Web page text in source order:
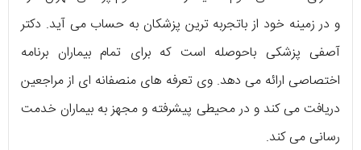
و در زمینه خود از باتجربه ترین پزشکان به حساب می آید. دکتر
آصفی پزشکی باحوصله است که برای تمام بیماران برنامه
اختصاصی ارائه می دهد. وی تعرفه های منصفانه ای از مراجعین
دریافت می کند و در محیطی پیشرفته و مجهز به بیماران خدمت
رسانی می کند.